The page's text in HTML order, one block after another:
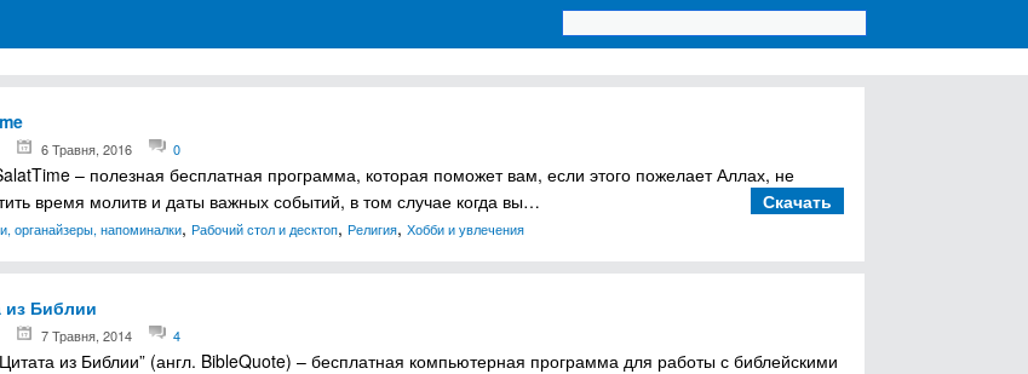
Windows
6 Травня, 2016 0
– полезная бесплатная программа, которая поможет вам, если этого пожелает Аллах, не
время молитв и даты важных событий, в том случае когда вы…
Скачать
органайзеры, напоминалки, Рабочий стол и десктоп, Религия, Хобби и увлечения
из Библии
7 Травня, 2014 4
из Библии” (англ. BibleQuote) – бесплатная компьютерная программа для работы с библейскими